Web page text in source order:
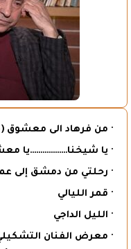
· من فرهاد الى
· يا شيخنا………………يا
· رحلتي من دمشق إلى
· قمر الليالي
· الليل الداجي
· معرض الفنان